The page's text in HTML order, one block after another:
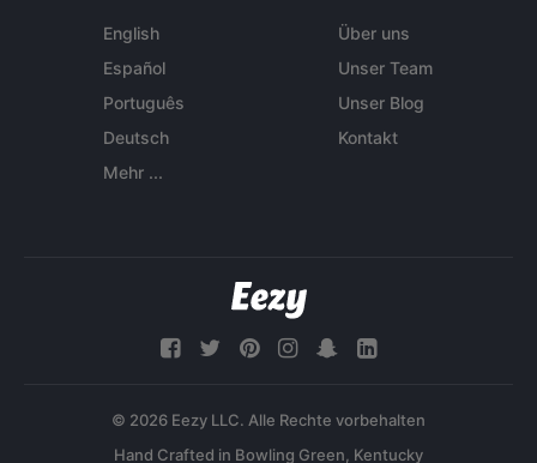
English
Español
Português
Deutsch
Mehr ...
Über uns
Unser Team
Unser Blog
Kontakt
© 2026 Eezy LLC. Alle Rechte vorbehalten